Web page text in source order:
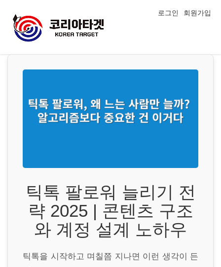
로그인 회원가입
틱톡 팔로워 늘리기 전
략 2025 | 콘텐츠 구조
와 계정 설계 노하우
틱톡을 시작하고 며칠쯤 지나면 이런 생각이 든